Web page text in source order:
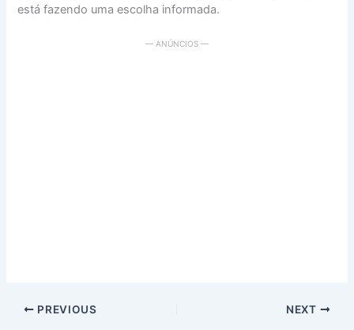
está fazendo uma escolha informada.
— ANÚNCIOS —
PREVIOUS NEXT